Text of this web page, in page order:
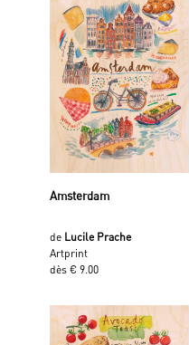
Amsterdam
de Lucile Prache
Artprint
dès € 9.00